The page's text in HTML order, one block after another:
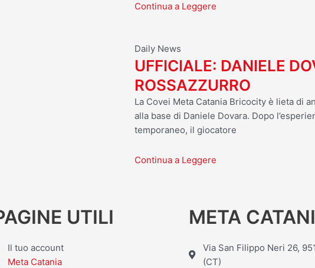
Continua a Leggere
Daily News
UFFICIALE: DANIELE
ROSSAZZURRO
La Covei Meta Catania Bricocity è lieta di
alla base di Daniele Dovara. Dopo
temporaneo, il giocatore
Continua a Leggere
UTILI
Il tuo account
Meta Catania
META
Via San Filippo Neri 26,
(CT)